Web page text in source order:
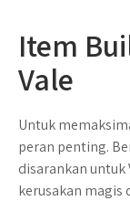
Item
Vale
Untuk
peran penting.
disarankan
kerusakan magis